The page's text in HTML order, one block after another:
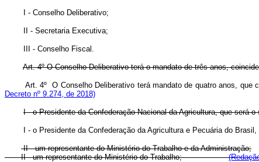
I - Conselho Deliberativo;
II - Secretaria Executiva;
III - Conselho Fiscal.
Art. 4º O Conselho Deliberativo terá o mandato de três anos,
Art. 4º O Conselho Deliberativo terá mandato de quatro anos,
Decreto nº 9.274, de 2018)
I - o Presidente da Confederação Nacional da Agricultura, que será
I - o Presidente da Confederação da Agricultura e Pecuária
II - um representante do Ministério do Trabalho e da Administração;
II - um representante do Ministério do Trabalho;